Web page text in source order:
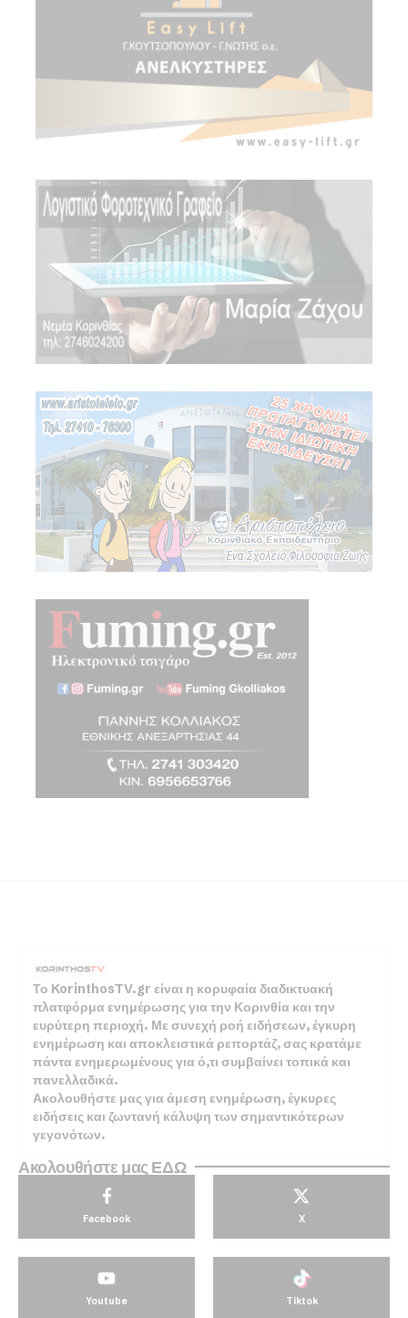
Το KorinthosTV.gr είναι η κορυφαία διαδικτυακή
πλατφόρμα ενημέρωσης για την Κορινθία και την
ευρύτερη περιοχή. Με συνεχή ροή ειδήσεων, έγκυρη
ενημέρωση και αποκλειστικά ρεπορτάζ, σας κρατάμε
πάντα ενημερωμένους για ό,τι συμβαίνει τοπικά και
πανελλαδικά.
Ακολουθήστε μας για άμεση ενημέρωση, έγκυρες
ειδήσεις και ζωντανή κάλυψη των σημαντικότερων
γεγονότων.
Ακολουθήστε μας ΕΔΩ
Facebook X
Youtube Tiktok